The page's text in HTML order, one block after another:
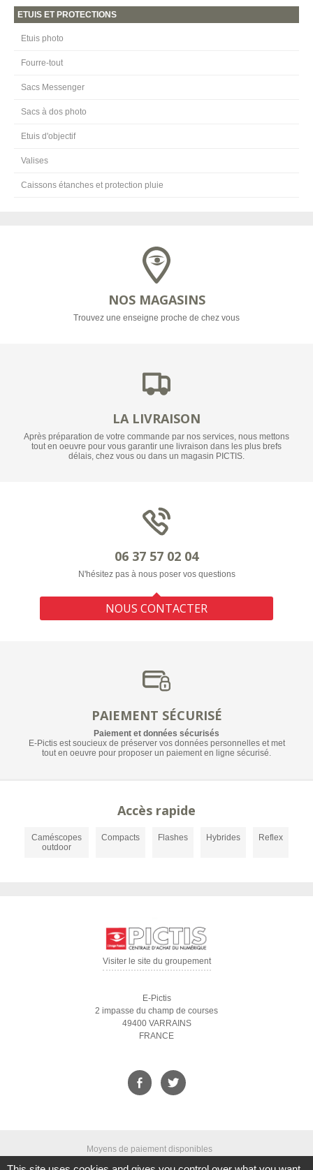
ETUIS ET PROTECTIONS
Etuis photo
Fourre-tout
Sacs Messenger
Sacs à dos photo
Etuis d'objectif
Valises
Caissons étanches et protection pluie
NOS MAGASINS
Trouvez une enseigne proche de chez vous
LA LIVRAISON
Après préparation de votre commande par nos services, nous mettons
tout en oeuvre pour vous garantir une livraison dans les plus brefs
délais, chez vous ou dans un magasin PICTIS.
06 37 57 02 04
N'hésitez pas à nous poser vos questions
NOUS CONTACTER
PAIEMENT SÉCURISÉ
Paiement et données sécurisés
E-Pictis est soucieux de préserver vos données personnelles et met
tout en oeuvre pour proposer un paiement en ligne sécurisé.
Accès rapide
Caméscopes
outdoor
Compacts Flashes Hybrides Reflex
Visiter le site du groupement
E-Pictis
2 impasse du champ de courses
49400 VARRAINS
FRANCE
Moyens de paiement disponibles